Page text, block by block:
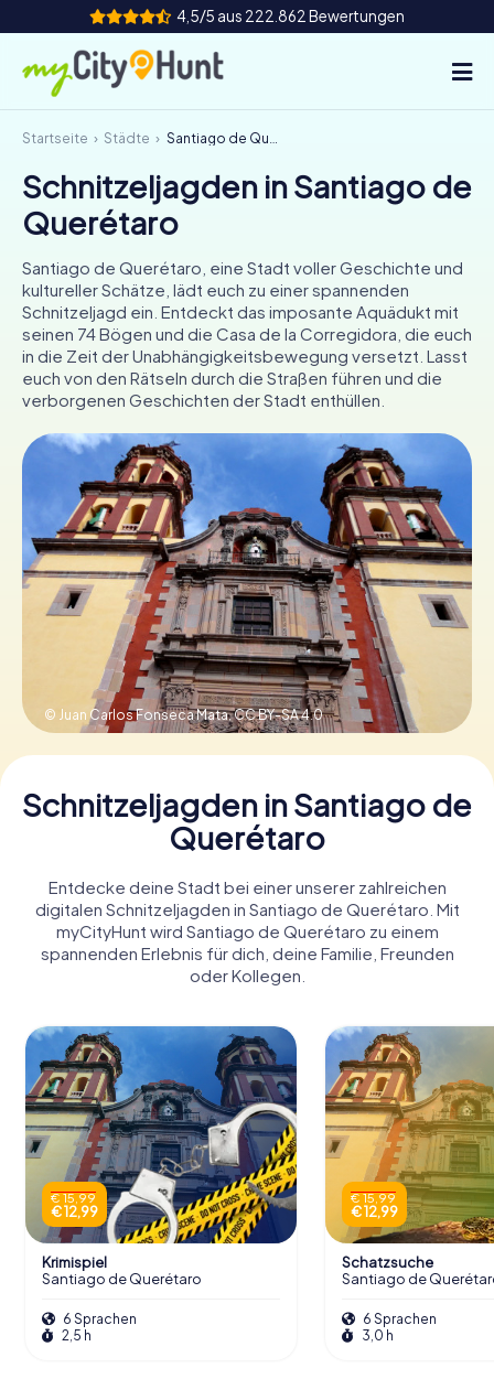
4,5/5 aus 222.862 Bewertungen
So funktioniert's
Städte
Teamevent
Tickets
INT AT CH
DE
ES
FR UK
IE
NL
Tickets buchen
Gutscheine bestellen
Startseite Städte Santiago de Querétaro
Schnitzeljagden in Santiago de
Querétaro
Santiago de Querétaro, eine Stadt voller Geschichte und
kultureller Schätze, lädt euch zu einer spannenden
Schnitzeljagd ein. Entdeckt das imposante Aquädukt mit
seinen 74 Bögen und die Casa de la Corregidora, die euch
in die Zeit der Unabhängigkeitsbewegung versetzt. Lasst
euch von den Rätseln durch die Straßen führen und die
verborgenen Geschichten der Stadt enthüllen.
© Juan Carlos Fonseca Mata,CC BY-SA 4.0
Schnitzeljagden in Santiago de
Querétaro
Entdecke deine Stadt bei einer unserer zahlreichen
digitalen Schnitzeljagden in Santiago de Querétaro. Mit
myCityHunt wird Santiago de Querétaro zu einem
spannenden Erlebnis für dich, deine Familie, Freunden
oder Kollegen.
€ 15,99
€ 12,99
Krimispiel
Santiago de Querétaro
6 Sprachen
2,5 h
€ 15,99
€ 12,99
Schatzsuche
Santiago de
6 Sprachen
3,0 h